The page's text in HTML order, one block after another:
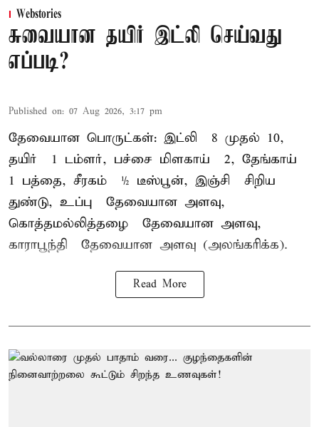
Webstories
சுவையான தயிர் இட்லி செய்வது
எப்படி?
Published on: 07 Aug 2026, 3:17 pm
தேவையான பொருட்கள்: இட்லி – 8 முதல் 10,
தயிர் – 1 டம்ளர், பச்சை மிளகாய் – 2, தேங்காய் –
1 பத்தை, சீரகம் – ½ டீஸ்பூன், இஞ்சி – சிறிய
துண்டு, உப்பு – தேவையான அளவு,
கொத்தமல்லித்தழை – தேவையான அளவு,
காராபூந்தி – தேவையான அளவு (அலங்கரிக்க).
Read More